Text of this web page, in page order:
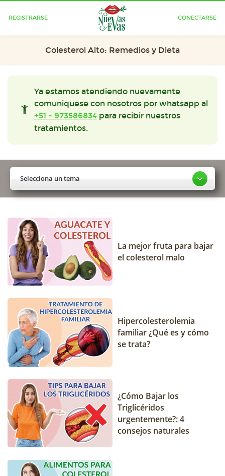
REGISTRARSE CONECTARSE
Colesterol Alto: Remedios y Dieta
Ya estamos atendiendo nuevamente
comuniquese con nosotros por whatsapp al
+51 - 973586834 para recibir nuestros
tratamientos.
Selecciona un tema
La mejor fruta para bajar
el colesterol malo
Hipercolesterolemia
familiar ¿Qué es y cómo
se trata?
¿Cómo Bajar los
Triglicéridos
urgentemente?: 4
consejos naturales